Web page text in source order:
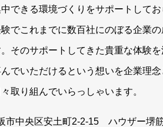
できる環境づくりをサポートしてお
でこれまでに数百社にのぼる企業
そのサポートしてきた貴重な体験を
でいただけるという想いを企業理念
取り組んでいらっしゃいます。
市中央区安土町2-2-15 ハウザー堺